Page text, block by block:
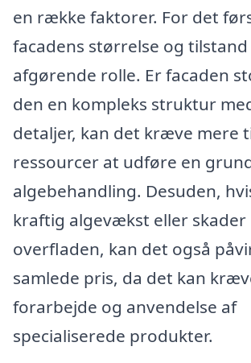
en række faktorer. For det
facadens størrelse og tilstand
afgørende rolle. Er facaden
den en kompleks struktur
detaljer, kan det kræve mere
ressourcer at udføre en
algebehandling. Desuden,
kraftig algevækst eller skader
overfladen, kan det også
samlede pris, da det kan
forarbejde og anvendelse af
specialiserede produkter.